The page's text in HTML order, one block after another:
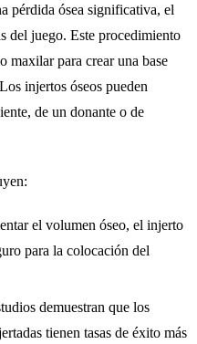
pérdida ósea significativa, el
del juego. Este procedimiento
maxilar para crear una base
injertos óseos pueden
de un donante o de
el volumen óseo, el injerto
para la colocación del
demuestran que los
tienen tasas de éxito más